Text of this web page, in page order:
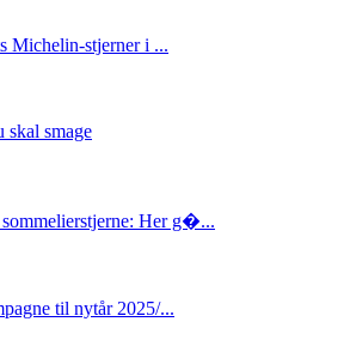
Michelin-stjerner i ...
skal smage
Her g�...
til nytår 2025/...